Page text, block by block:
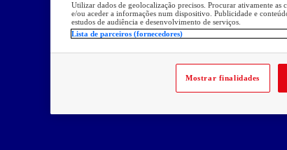
Utilizar dados de geolocalização precisos. Procurar ativamente
e/ou aceder a informações num dispositivo. Publicidade e
estudos de audiência e desenvolvimento de serviços.
Lista de parceiros (fornecedores)
Mostrar finalidades